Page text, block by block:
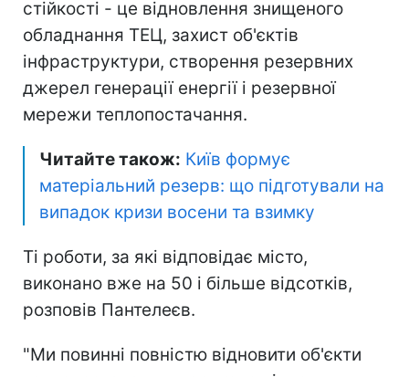
стійкості - це відновлення знищеного
обладнання ТЕЦ, захист об'єктів
інфраструктури, створення резервних
джерел генерації енергії і резервної
мережи теплопостачання.
Читайте також: Київ формує
матеріальний резерв: що підготували на
випадок кризи восени та взимку
Ті роботи, за які відповідає місто,
виконано вже на 50 і більше відсотків,
розповів Пантелеєв.
"Ми повинні повністю відновити об'єкти